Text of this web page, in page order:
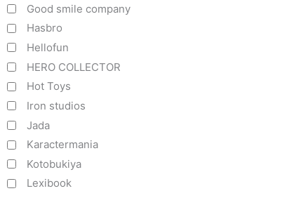
Good smile company
Hasbro
Hellofun
HERO COLLECTOR
Hot Toys
Iron studios
Jada
Karactermania
Kotobukiya
Lexibook